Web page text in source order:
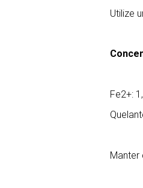
Utilize
Fe2+:
Manter